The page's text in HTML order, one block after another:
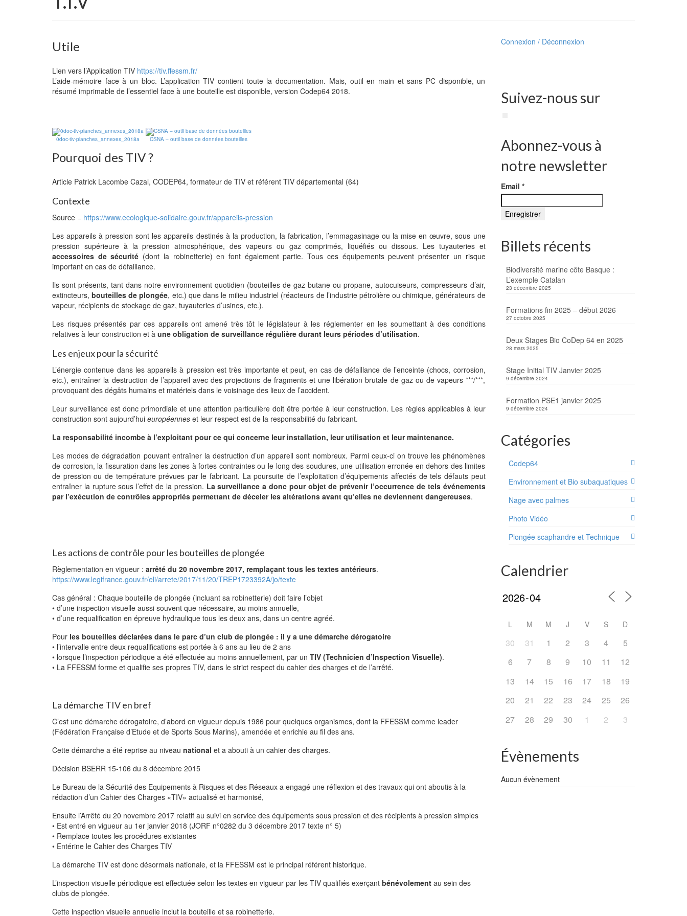
Utile
Lien vers l’Application TIV https://tiv.ffessm.fr/
L’aide-mémoire face à un bloc. L’application TIV contient toute la documentation. Mais, outil en main et sans PC disponible, un
résumé imprimable de l’essentiel face à une bouteille est disponible, version Codep64 2018.
0doc-tiv-planches_annexes_2018a CSNA – outil base de données bouteilles
Pourquoi des TIV ?
Article Patrick Lacombe Cazal, CODEP64, formateur de TIV et référent TIV départemental (64)
Contexte
Source = https://www.ecologique-solidaire.gouv.fr/appareils-pression
Les appareils à pression sont les appareils destinés à la production, la fabrication, l’emmagasinage ou la mise en œuvre, sous une
pression supérieure à la pression atmosphérique, des vapeurs ou gaz comprimés, liquéfiés ou dissous. Les tuyauteries et
accessoires de sécurité (dont la robinetterie) en font également partie. Tous ces équipements peuvent présenter un risque
important en cas de défaillance.
Ils sont présents, tant dans notre environnement quotidien (bouteilles de gaz butane ou propane, autocuiseurs, compresseurs d’air,
extincteurs, bouteilles de plongée, etc.) que dans le milieu industriel (réacteurs de l’industrie pétrolière ou chimique, générateurs de
vapeur, récipients de stockage de gaz, tuyauteries d’usines, etc.).
Les risques présentés par ces appareils ont amené très tôt le législateur à les réglementer en les soumettant à des conditions
relatives à leur construction et à une obligation de surveillance régulière durant leurs périodes d’utilisation.
Les enjeux pour la sécurité
L’énergie contenue dans les appareils à pression est très importante et peut, en cas de défaillance de l’enceinte (chocs, corrosion,
etc.), entraîner la destruction de l’appareil avec des projections de fragments et une libération brutale de gaz ou de vapeurs ***/***,
provoquant des dégâts humains et matériels dans le voisinage des lieux de l’accident.
Leur surveillance est donc primordiale et une attention particulière doit être portée à leur construction. Les règles applicables à leur
construction sont aujourd’hui européennes et leur respect est de la responsabilité du fabricant.
La responsabilité incombe à l’exploitant pour ce qui concerne leur installation, leur utilisation et leur maintenance.
Les modes de dégradation pouvant entraîner la destruction d’un appareil sont nombreux. Parmi ceux-ci on trouve les phénomènes
de corrosion, la fissuration dans les zones à fortes contraintes ou le long des soudures, une utilisation erronée en dehors des limites
de pression ou de température prévues par le fabricant. La poursuite de l’exploitation d’équipements affectés de tels défauts peut
entraîner la rupture sous l’effet de la pression. La surveillance a donc pour objet de prévenir l’occurrence de tels événements
par l’exécution de contrôles appropriés permettant de déceler les altérations avant qu’elles ne deviennent dangereuses.
Les actions de contrôle pour les bouteilles de plongée
Règlementation en vigueur : arrêté du 20 novembre 2017, remplaçant tous les textes antérieurs.
https://www.legifrance.gouv.fr/eli/arrete/2017/11/20/TREP1723392A/jo/texte
Cas général : Chaque bouteille de plongée (incluant sa robinetterie) doit faire l’objet
• d’une inspection visuelle aussi souvent que nécessaire, au moins annuelle,
• d’une requalification en épreuve hydraulique tous les deux ans, dans un centre agréé.
Pour les bouteilles déclarées dans le parc d’un club de plongée : il y a une démarche dérogatoire
• l’intervalle entre deux requalifications est portée à 6 ans au lieu de 2 ans
• lorsque l’inspection périodique a été effectuée au moins annuellement, par un TIV (Technicien d’Inspection Visuelle).
• La FFESSM forme et qualifie ses propres TIV, dans le strict respect du cahier des charges et de l’arrêté.
La démarche TIV en bref
C’est une démarche dérogatoire, d’abord en vigueur depuis 1986 pour quelques organismes, dont la FFESSM comme leader
(Fédération Française d’Etude et de Sports Sous Marins), amendée et enrichie au fil des ans.
Cette démarche a été reprise au niveau national et a abouti à un cahier des charges.
Décision BSERR 15-106 du 8 décembre 2015
Le Bureau de la Sécurité des Equipements à Risques et des Réseaux a engagé une réflexion et des travaux qui ont aboutis à la
rédaction d’un Cahier des Charges «TIV» actualisé et harmonisé,
Ensuite l’Arrêté du 20 novembre 2017 relatif au suivi en service des équipements sous pression et des récipients à pression simples
• Est entré en vigueur au 1er janvier 2018 (JORF n°0282 du 3 décembre 2017 texte n° 5)
• Remplace toutes les procédures existantes
• Entérine le Cahier des Charges TIV
La démarche TIV est donc désormais nationale, et la FFESSM est le principal référent historique.
L’inspection visuelle périodique est effectuée selon les textes en vigueur par les TIV qualifiés exerçant bénévolement au sein des
clubs de plongée.
Cette inspection visuelle annuelle inclut la bouteille et sa robinetterie.
Connexion / Déconnexion
Suivez-nous sur
Abonnez-vous à
notre newsletter
Email *
Billets récents
Biodiversité marine côte Basque :
L’exemple Catalan
23 décembre 2025
Formations fin 2025 – début 2026
27 octobre 2025
Deux Stages Bio CoDep 64 en 2025
28 mars 2025
Stage Initial TIV Janvier 2025
9 décembre 2024
Formation PSE1 janvier 2025
9 décembre 2024
Catégories
Codep64
Environnement et Bio subaquatiques
Nage avec palmes
Photo Vidéo
Plongée scaphandre et Technique
Calendrier
L M M J V S D
30 31 1 2 3 4
5
6
7 8 9 10 11
12
13
14 15 16 17 18
19
20
21 22 23 24 25
26
27
28 29 30 1 2 3
Évènements
Aucun évènement